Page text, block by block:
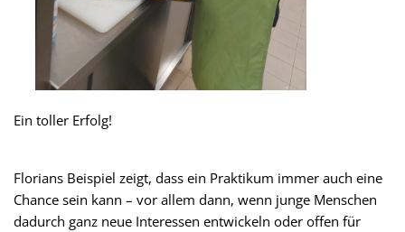
Ein toller Erfolg!
Florians Beispiel zeigt, dass ein Praktikum immer auch eine
Chance sein kann – vor allem dann, wenn junge Menschen
dadurch ganz neue Interessen entwickeln oder offen für